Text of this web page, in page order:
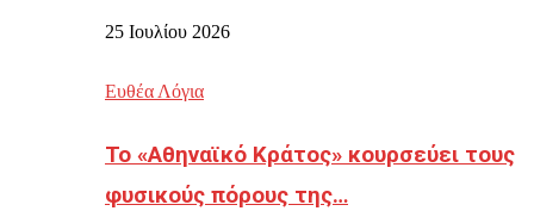
25 Ιουλίου 2026
Ευθέα Λόγια
Το «Αθηναϊκό Κράτος» κουρσεύει τους
φυσικούς πόρους της…